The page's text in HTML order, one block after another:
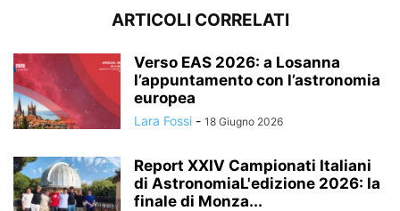
ARTICOLI CORRELATI
Verso EAS 2026: a Losanna
l’appuntamento con l’astronomia
europea
Lara Fossi - 18 Giugno 2026
Report XXIV Campionati Italiani
di AstronomiaL'edizione 2026: la
finale di Monza...